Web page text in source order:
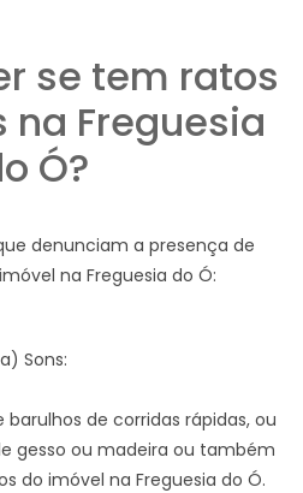
se tem ratos
na Freguesia
Ó?
denunciam a presença de
na Freguesia do Ó:
a) Sons:
de corridas rápidas, ou
gesso ou madeira ou também
do imóvel na Freguesia do Ó.